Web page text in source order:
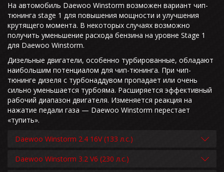
На автомобиль Daewoo Winstorm возможен вариант чип-
тюнинга stage 1 для повышения мощности и улучшения
крутящего момента. В некоторых случаях возможно
получить уменьшение расхода бензина на уровне Stage 1
для Daewoo Winstorm.
Дизельные двигатели, особенно турбированные, обладают
наибольшим потенциалом для чип-тюнинга. При чип-
тюнинге дизеля с турбонаддувом пропадает или очень
сильно уменьшается турбояма. Расширяется эффективный
рабочий диапазон двигателя. Изменяется реакция на
нажатие педали газа — Daewoo Winstorm перестает
«тупить».
Daewoo Winstorm 2.4 16V (133 л.с.)
Daewoo Winstorm 3.2 V6 (230 л.с.)